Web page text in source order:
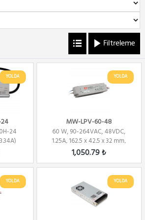
Filtreleme
YOLDA
24
YOLDA
MW-LPV-60-48
60 W, 90-264VAC, 48VDC,
1.25A, 162.5 x 42.5 x 32 mm,
Aydınlatma Gü...
1,050.79 ₺
YOLDA YOLDA